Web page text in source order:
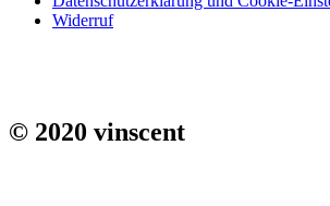
Widerruf
© 2020 vinscent